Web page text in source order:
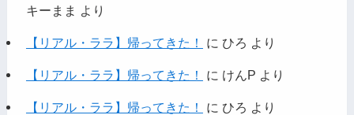
キーまま より
【リアル・ララ】帰ってきた！ に ひろ より
【リアル・ララ】帰ってきた！ に けんP より
【リアル・ララ】帰ってきた！ に ひろ より